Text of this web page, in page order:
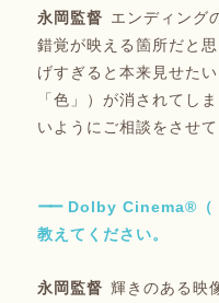
エンディング
錯覚が映える箇所だと
げすぎると本来見せた
「色」）が消されてし
いようにご相談をさせて
Dolby Cinema®（
教えてください。
輝きのある映